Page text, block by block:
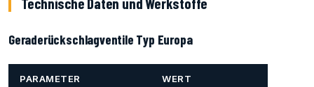
Geraderückschlagventile Typ Europa
PARAMETER WERT